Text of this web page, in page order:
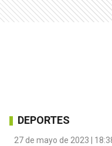
DEPORTES
27 de mayo de 2023 |